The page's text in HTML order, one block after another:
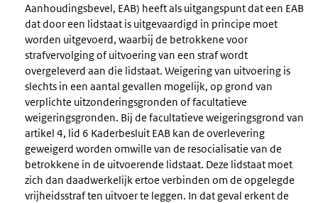
Aanhoudingsbevel, EAB) heeft als uitgangspunt dat een EAB
dat door een lidstaat is uitgevaardigd in principe moet
worden uitgevoerd, waarbij de betrokkene voor
strafvervolging of uitvoering van een straf wordt
overgeleverd aan die lidstaat. Weigering van uitvoering is
slechts in een aantal gevallen mogelijk, op grond van
verplichte uitzonderingsgronden of facultatieve
weigeringsgronden. Bij de facultatieve weigeringsgrond van
artikel 4, lid 6 Kaderbesluit EAB kan de overlevering
geweigerd worden omwille van de resocialisatie van de
betrokkene in de uitvoerende lidstaat. Deze lidstaat moet
zich dan daadwerkelijk ertoe verbinden om de opgelegde
vrijheidsstraf ten uitvoer te leggen. In dat geval erkent de